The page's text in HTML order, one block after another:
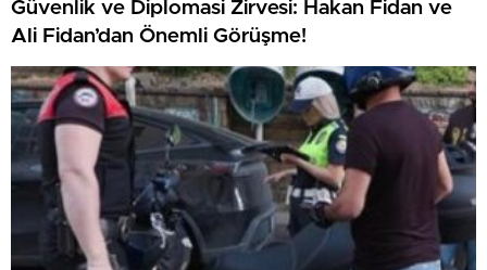
Güvenlik ve Diplomasi Zirvesi: Hakan Fidan ve
Ali Fidan’dan Önemli Görüşme!